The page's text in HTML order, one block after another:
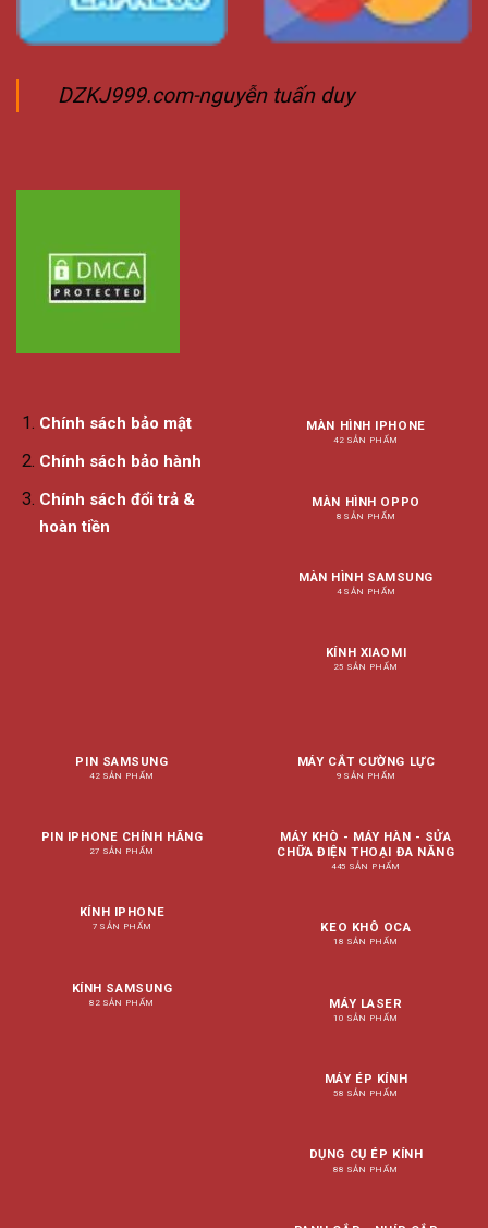
DZKJ999.com-nguyễn tuấn duy
Chính sách bảo mật
Chính sách bảo hành
Chính sách đổi trả &
hoàn tiền
MÀN HÌNH IPHONE
42 SẢN PHẨM
MÀN HÌNH OPPO
8 SẢN PHẨM
MÀN HÌNH SAMSUNG
4 SẢN PHẨM
KÍNH XIAOMI
25 SẢN PHẨM
PIN SAMSUNG
42 SẢN PHẨM
PIN IPHONE CHÍNH HÃNG
27 SẢN PHẨM
KÍNH IPHONE
7 SẢN PHẨM
KÍNH SAMSUNG
82 SẢN PHẨM
MÁY CẮT CƯỜNG LỰC
9 SẢN PHẨM
MÁY KHÒ - MÁY HÀN - SỬA
CHỮA ĐIỆN THOẠI ĐA NĂNG
445 SẢN PHẨM
KEO KHÔ OCA
18 SẢN PHẨM
MÁY LASER
10 SẢN PHẨM
MÁY ÉP KÍNH
58 SẢN PHẨM
DỤNG CỤ ÉP KÍNH
88 SẢN PHẨM